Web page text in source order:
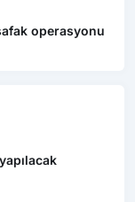
operasyonu